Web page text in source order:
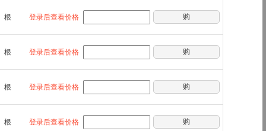
根 登录后查看价格 购
根 登录后查看价格 购
根 登录后查看价格 购
根 登录后查看价格 购